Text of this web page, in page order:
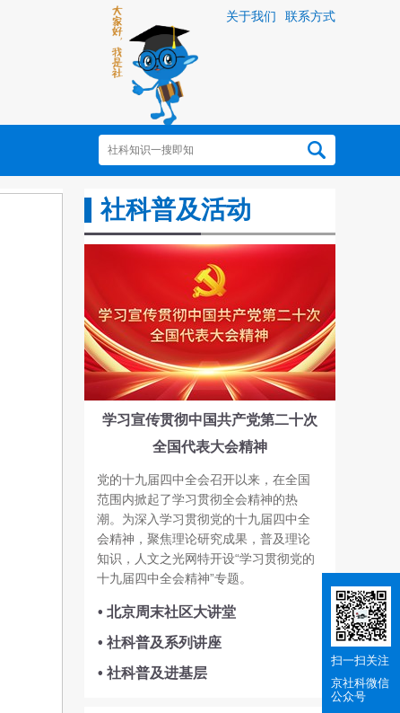
关于我们 联系方式
社科普及活动
学习宣传贯彻中国共产党第二十次
全国代表大会精神
党的十九届四中全会召开以来，在全国
范围内掀起了学习贯彻全会精神的热
潮。为深入学习贯彻党的十九届四中全
会精神，聚焦理论研究成果，普及理论
知识，人文之光网特开设“学习贯彻党的
十九届四中全会精神”专题。
• 北京周末社区大讲堂
• 社科普及系列讲座
• 社科普及进基层
扫一扫关注
京社科微信
公众号